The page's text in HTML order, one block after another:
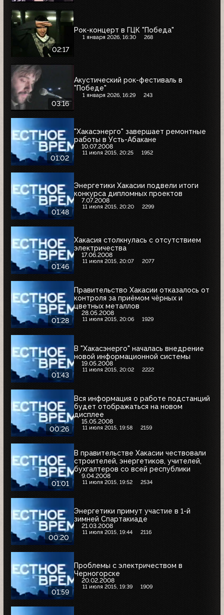
02:17
Рок-концерт в ГЦК "Победа"
1 января 2026, 16:30 268
03:16
Акустический рок-фестиваль в
"Победе"
1 января 2026, 16:29 243
01:02
"Хакасэнерго" завершает ремонтные
работы в Усть-Абакане
10.07.2008
11 июля 2015, 20:25 1952
01:48
Энергетики Хакасии подвели итоги
конкурса дипломных проектов
7.07.2008
11 июля 2015, 20:20 2299
01:46
Хакасия столкнулась с отсутствием
электричества
17.06.2008
11 июля 2015, 20:07 2077
01:28
Правительство Хакасии отказалось от
контроля за приёмом чёрных и
цветных металлов
28.05.2008
11 июля 2015, 20:06 1929
01:43
В "Хакасэнерго" началась внедрение
новой информационной системы
19.05.2008
11 июля 2015, 20:02 2222
00:26
Вся информация о работе подстанций
будет отображаться на новом
дисплее
15.05.2008
11 июля 2015, 19:58 2159
01:01
В правительстве Хакасии чествовали
строителей, энергетиков, учителей,
бухгалтеров со всей республики
9.04.2008
11 июля 2015, 19:52 2534
00:20
Энергетики примут участие в 1-й
зимней Спартакиаде
21.03.2008
11 июля 2015, 19:44 2116
01:59
Проблемы с электричеством в
Черногорске
20.02.2008
11 июля 2015, 19:39 1909